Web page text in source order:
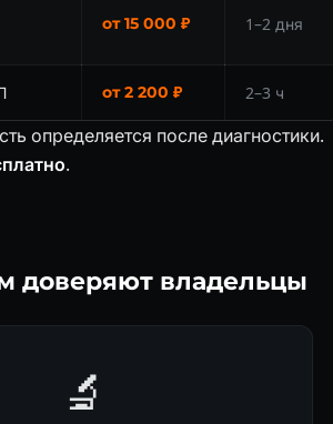
от 15 000 ₽ 1–2 дня
от 2 200 ₽ 2–3 ч
определяется после диагностики.
.
доверяют владельцы
🔬